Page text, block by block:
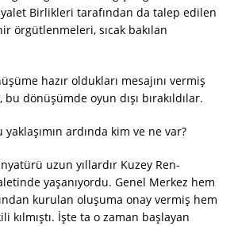
Birlikleri tarafından da talep edilen
örgütlenmeleri, sıcak bakılan
hazır oldukları mesajını vermiş
dönüşümde oyun dışı bırakıldılar.
ardında kim ve ne var?
uzun yıllardır Kuzey Ren-
yaşanıyordu. Genel Merkez hem
kurulan oluşuma onay vermiş hem
kılmıştı. İşte ta o zaman başlayan